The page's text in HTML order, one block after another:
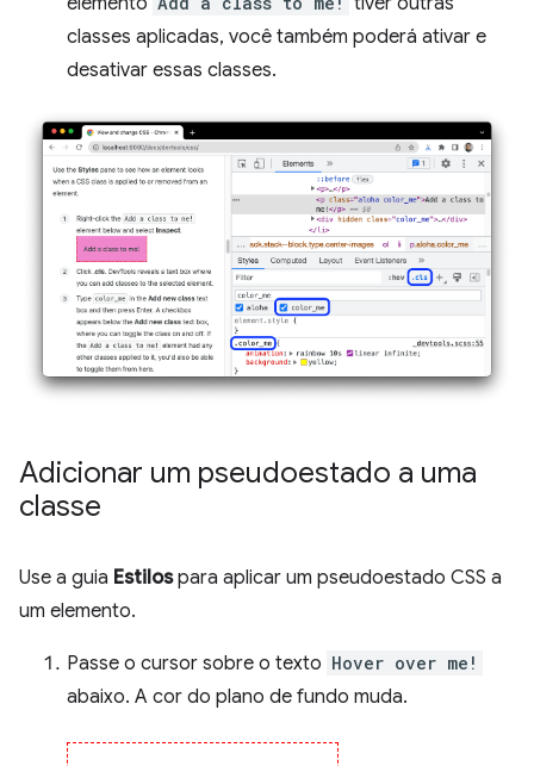
classes aplicadas, você também poderá ativar e
desativar essas classes.
Adicionar um pseudoestado a uma
classe
Use a guia Estilospara aplicar um pseudoestado CSS a
um elemento.
Passe o cursor sobre o texto Hover over me!
abaixo. A cor do plano de fundo muda.